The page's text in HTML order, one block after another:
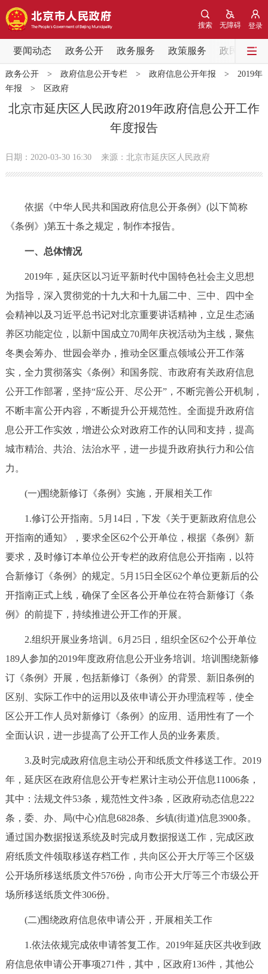
登录
无障碍
搜索
要闻动态 政务公开 政务服务 政策服务 政民互动
要闻动态
党中央精神 国务院信息 中央部委动态
北京要闻 会议信息 部门动态
市领导 机构职能 政策服务
政策兑现
决策公开 专题公开
政务服务
便民服务 利企服务 投资项目
中介服务 阳光政务
政民互动
参与调查 在线访谈 图说互动
走进北京
北京概况 十六区概览 人文北京
绿色北京 图说北京
多语种
DEUTSCH РУССКИЙ ЯЗЫК
ESPAÑOL العربية PORTUGUÊS
ITALIANO
回到顶部
政务公开> 政府信息公开专栏> 政府信息公开年报 > 2019年
年报 > 区政府
北京市延庆区人民政府2019年政府信息公开工作
年度报告
日期：2020-03-30 16:30 来源：北京市延庆区人民政府
依据《中华人民共和国政府信息公开条例》(以下简称
《条例》)第五十条之规定，制作本报告。
一、总体情况
2019年，延庆区以习近平新时代中国特色社会主义思想
为指导，深入贯彻党的十九大和十九届二中、三中、四中全
会精神以及习近平总书记对北京重要讲话精神，立足生态涵
养区功能定位，以新中国成立70周年庆祝活动为主线，聚焦
冬奥会筹办、世园会举办，推动全区重点领域公开工作落
实，全力贯彻落实《条例》和国务院、市政府有关政府信息
公开工作部署，坚持“应公开、尽公开”，不断完善公开机制，
不断丰富公开内容，不断提升公开规范性。全面提升政府信
息公开工作实效，增进公众对政府工作的认同和支持，提高
城市精治、共治、法治水平，进一步提升政府执行力和公信
力。
(一)围绕新修订《条例》实施，开展相关工作
1.修订公开指南。5月14日，下发《关于更新政府信息公
开指南的通知》，要求全区62个公开单位，根据《条例》新
要求，及时修订本单位公开专栏的政府信息公开指南，以符
合新修订《条例》的规定。5月15日全区62个单位更新后的公
开指南正式上线，确保了全区各公开单位在符合新修订《条
例》的前提下，持续推进公开工作的开展。
2.组织开展业务培训。6月25日，组织全区62个公开单位
189人参加的2019年度政府信息公开业务培训。培训围绕新修
订《条例》开展，包括新修订《条例》的背景、新旧条例的
区别、实际工作中的运用以及依申请公开办理流程等，使全
区公开工作人员对新修订《条例》的应用、适用性有了一个
全面认识，进一步提高了公开工作人员的业务素质。
3.及时完成政府信息主动公开和纸质文件移送工作。2019
年，延庆区在政府信息公开专栏累计主动公开信息11006条，
其中：法规文件53条，规范性文件3条，区政府动态信息222
条，委、办、局(中心)信息6828条、乡镇(街道)信息3900条。
通过国办数据报送系统及时完成月数据报送工作，完成区政
府纸质文件领取移送存档工作，共向区公开大厅等三个区级
公开场所移送纸质文件576份，向市公开大厅等三个市级公开
场所移送纸质文件306份。
(二)围绕政府信息依申请公开，开展相关工作
1.依法依规完成依申请答复工作。2019年延庆区共收到政
府信息依申请公开事项271件，其中，区政府136件，其他公